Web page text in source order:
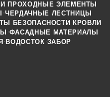
ПРОХОДНЫЕ ЭЛЕМЕНТЫ
·ЧЕРДАЧНЫЕ ЛЕСТНИЦЫ
БЕЗОПАСНОСТИ КРОВЛИ
·ФАСАДНЫЕ МАТЕРИАЛЫ
·ВОДОСТОК ·ЗАБОР